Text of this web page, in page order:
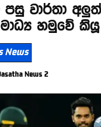
වාර්තා
හමුවේ
News
News 2